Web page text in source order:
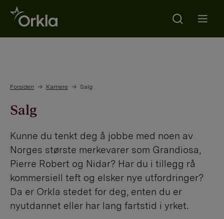
Go to frontpage
Search
Forsiden Karriere Salg
Salg
Kunne du tenkt deg å jobbe med noen av
Norges største merkevarer som Grandiosa,
Pierre Robert og Nidar? Har du i tillegg rå
kommersiell teft og elsker nye utfordringer?
Da er Orkla stedet for deg, enten du er
nyutdannet eller har lang fartstid i yrket.